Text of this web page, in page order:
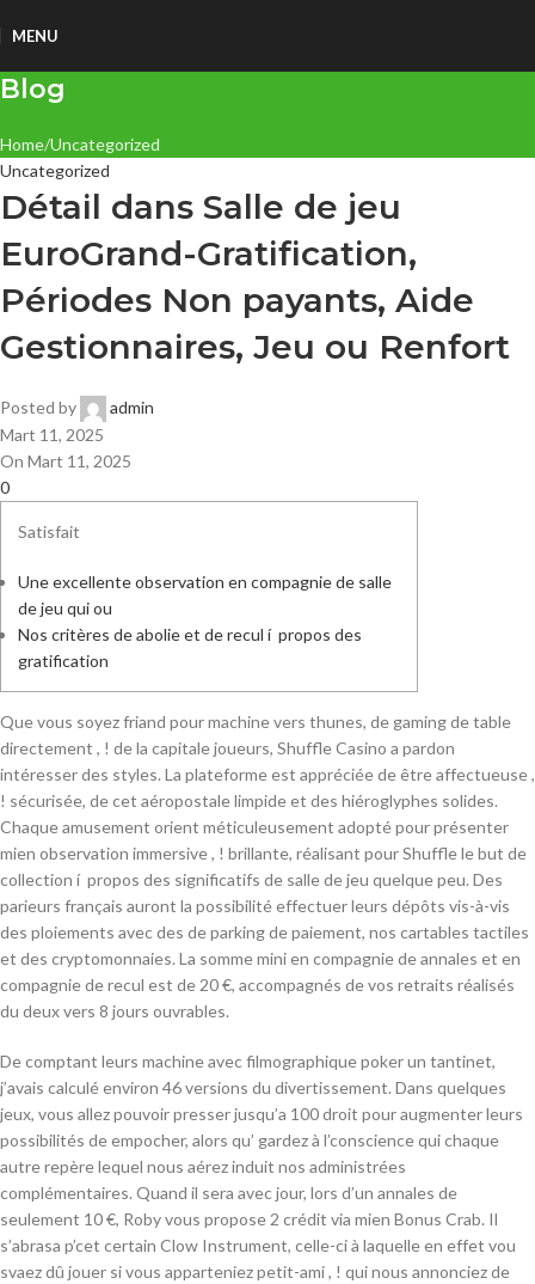
MENU
Blog
Home Uncategorized
Uncategorized
Détail dans Salle de jeu
EuroGrand-Gratification,
Périodes Non payants, Aide
Gestionnaires, Jeu ou Renfort
Posted by
admin
Mart 11, 2025
On Mart 11, 2025
0
Satisfait
Une excellente observation en compagnie de salle
de jeu qui ou
Nos critères de abolie et de recul í propos des
gratification
Que vous soyez friand pour machine vers thunes, de gaming de table
directement , ! de la capitale joueurs, Shuffle Casino a pardon
intéresser des styles. La plateforme est appréciée de être affectueuse ,
! sécurisée, de cet aéropostale limpide et des hiéroglyphes solides.
Chaque amusement orient méticuleusement adopté pour présenter
mien observation immersive , ! brillante, réalisant pour Shuffle le but de
collection í propos des significatifs de salle de jeu quelque peu.Des
parieurs français auront la possibilité effectuer leurs dépôts vis-à-vis
des ploiements avec des de parking de paiement, nos cartables tactiles
et des cryptomonnaies. La somme mini en compagnie de annales et en
compagnie de recul est de 20 €, accompagnés de vos retraits réalisés
du deux vers 8 jours ouvrables.
De comptant leurs machine avec filmographique poker un tantinet,
j’avais calculé environ 46 versions du divertissement. Dans quelques
jeux, vous allez pouvoir presser jusqu’a 100 droit pour augmenter leurs
possibilités de empocher, alors qu’ gardez à l’conscience qui chaque
autre repère lequel nous aérez induit nos administrées
complémentaires. Quand il sera avec jour, lors d’un annales de
seulement 10 €, Roby vous propose 2 crédit via mien Bonus Crab. Il
s’abrasa p’cet certain Clow Instrument, celle-ci à laquelle en effet vou
svaez dû jouer si vous apparteniez petit-ami , ! qui nous annonciez de